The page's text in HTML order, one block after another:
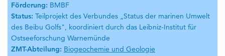
Förderung: BMBF
Status: Teilprojekt des Verbundes „Status der marinen Umwelt
des Beibu Golfs", koordiniert durch das Leibniz-Institut für
Ostseeforschung Warnemünde
ZMT-Abteilung: Biogeochemie und Geologie